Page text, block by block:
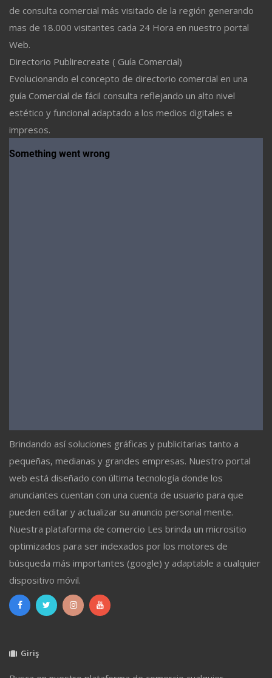
de consulta comercial más visitado de la región generando
mas de 18.000 visitantes cada 24 Hora en nuestro portal
Web.
Directorio Publirecreate ( Guía Comercial)
Evolucionando el concepto de directorio comercial en una
guía Comercial de fácil consulta reflejando un alto nivel
estético y funcional adaptado a los medios digitales e
impresos.
Brindando así soluciones gráficas y publicitarias tanto a
pequeñas, medianas y grandes empresas. Nuestro portal
web está diseñado con última tecnología donde los
anunciantes cuentan con una cuenta de usuario para que
pueden editar y actualizar su anuncio personal mente.
Nuestra plataforma de comercio Les brinda un micrositio
optimizados para ser indexados por los motores de
búsqueda más importantes (google) y adaptable a cualquier
dispositivo móvil.
Giriş